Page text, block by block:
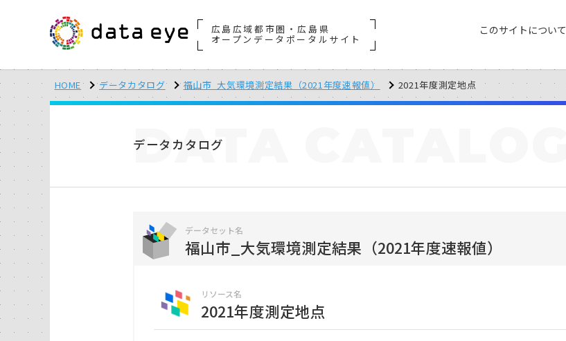
広島広域都市圏・広島県
オープンデータポータルサイト
このサイトについて
HOME データカタログ 福山市_大気環境測定結果（2021年度速報値） 2021年度測定地点
データカタログ
DATA
データセット名
福山市_大気環境測定結果（2021年度速報値）
リソース名
2021年度測定地点